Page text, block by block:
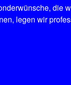
die
legen wir